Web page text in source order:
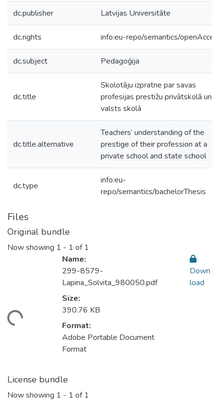
dc.publisher Latvijas Universitāte
dc.rights info:eu-repo/semantics/
dc.subject Pedagoģija
dc.title
Skolotāju izpratne par savas
profesijas prestižu privātskolā un
valsts skolā
dc.title.alternative
Teachers’ understanding of the
prestige of their profession at a
private school and state school
dc.type
info:eu-
repo/semantics/bachelorThesis
Files
Original bundle
Now showing 1 - 1 of 1
Name:
299-8579-
Lapina_Solvita_980050.pdf
Size:
390.76 KB
Format:
Adobe Portable Document
Format
Down
load
License bundle
Now showing 1 - 1 of 1